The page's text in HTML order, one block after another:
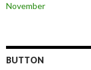
November
BUTTON